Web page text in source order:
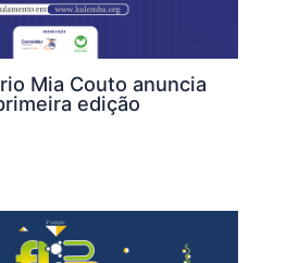
Mia Couto anuncia
edição